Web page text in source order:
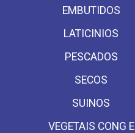
EMBUTIDOS
LATICINIOS
PESCADOS
SECOS
SUINOS
VEGETAIS CONG E